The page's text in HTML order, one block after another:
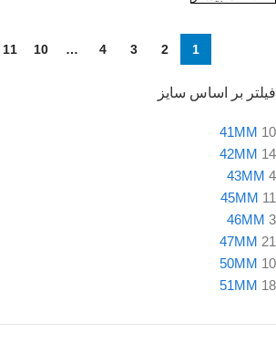
فیلتر بر اساس سایز
41MM 10
42MM 14
43MM 4
45MM 11
46MM 3
47MM 21
50MM 10
51MM 18
1
2
3
4
…
10
11